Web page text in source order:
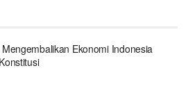
Ekonomi Indonesia